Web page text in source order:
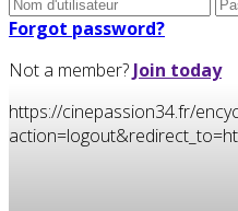
Forgot password?
Not a member? Join today
https://cinepassion34.fr/